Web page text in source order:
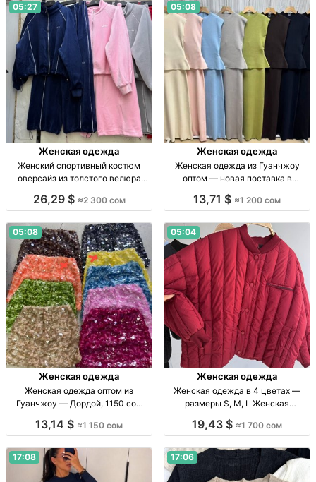
05:27
Женская одежда
Женский спортивный костюм
оверсайз из толстого велюра
oversize из толст. велюра, люкс,
26,29 $ ≈2 300 сом
05:08
Женская одежда
Женская одежда из Гуанчжоу
оптом — новая поставка в
из Гуанчжоу, высокое качество,
конт. 190/4
13,71 $ ≈1 200 сом
05:08
Женская одежда
Женская одежда оптом из
Гуанчжоу — Дордой, 1150 сом
Дордой АЗС Сев. 4, конт. 190/4,
13,14 $ ≈1 150 сом
05:04
Женская одежда
Женская одежда в 4 цветах —
размеры S, M, L Женская
новинка, собств. пр-во
19,43 $ ≈1 700 сом
17:08 17:06